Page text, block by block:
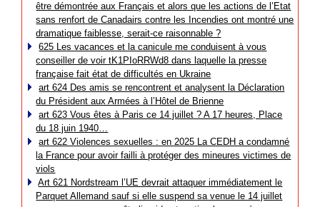
être démontrée aux Français et alors que les actions de l’Etat
sans renfort de Canadairs contre les Incendies ont montré une
dramatique faiblesse, serait-ce raisonnable ?
625 Les vacances et la canicule me conduisent à vous
conseiller de voir tK1PIoRRWd8 dans laquelle la presse
française fait état de difficultés en Ukraine
art 624 Des amis se rencontrent et analysent la Déclaration
du Président aux Armées à l’Hôtel de Brienne
art 623 Vous êtes à Paris ce 14 juillet ? A 17 heures, Place
du 18 juin 1940…
art 622 Violences sexuelles : en 2025 La CEDH a condamné
la France pour avoir failli à protéger des mineures victimes de
viols
Art 621 Nordstream l’UE devrait attaquer immédiatement le
Parquet Allemand sauf si elle suspend sa venue le 14 juillet